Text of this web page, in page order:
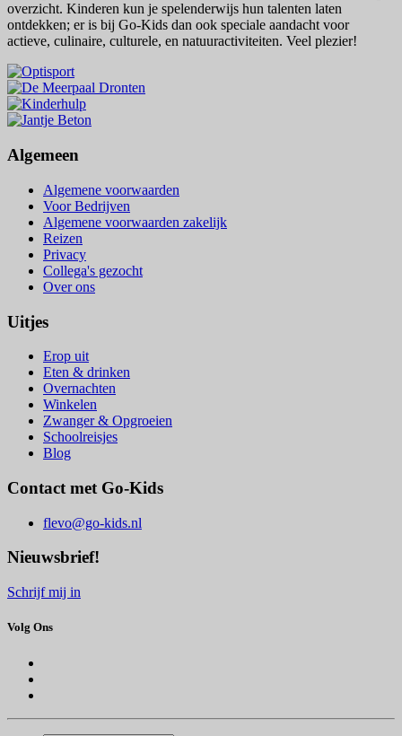
overzicht. Kinderen kun je spelenderwijs hun talenten laten
ontdekken; er is bij Go-Kids dan ook speciale aandacht voor
actieve, culinaire, culturele, en natuuractiviteiten. Veel plezier!
Algemeen
Algemene voorwaarden
Voor Bedrijven
Algemene voorwaarden zakelijk
Reizen
Privacy
Collega's gezocht
Over ons
Uitjes
Erop uit
Eten & drinken
Overnachten
Winkelen
Zwanger & Opgroeien
Schoolreisjes
Blog
Contact met Go-Kids
flevo@go-kids.nl
Nieuwsbrief!
Schrijf mij in
Volg Ons